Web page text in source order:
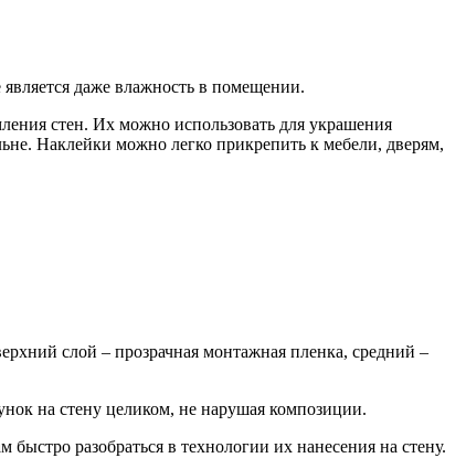
даже влажность в помещении.
стен. Их можно использовать для украшения
Наклейки можно легко прикрепить к мебели, дверям,
слой – прозрачная монтажная пленка, средний –
на стену целиком, не нарушая композиции.
разобраться в технологии их нанесения на стену.